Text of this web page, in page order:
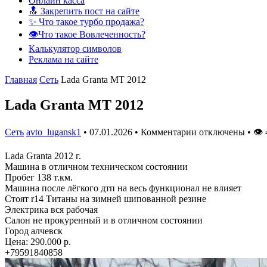
🔝 Закрепить пост на сайте
✨ Что такое турбо продажа?
👁️Что такое Вовлеченность?
Калькулятор символов
Реклама на сайте
Главная Сеть Lada Granta MT 2012
Lada Granta MT 2012
Сеть avto_lugansk1 • 07.01.2026 • Комментарии отключены • 👁
Lada Granta 2012 г.
Машина в отличном техническом состоянии
Пробег 138 т.км.
Машина после лёгкого дтп на весь функционал не влияет
Стоят r14 Титаны на зимней шипованной резине
Электрика вся рабочая
Салон не прокуренный и в отличном состоянии
Город алчевск
Цена: 290.000 р.
+79591840858